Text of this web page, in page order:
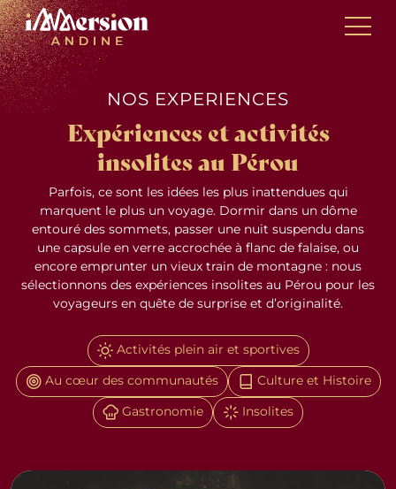
Skip
to
content
NOS EXPERIENCES
Expériences et activités
insolites au Pérou
Parfois, ce sont les idées les plus inattendues qui
marquent le plus un voyage. Dormir dans un dôme
entouré des sommets, passer une nuit suspendu dans
une capsule en verre accrochée à flanc de falaise, ou
encore emprunter un vieux train de montagne : nous
sélectionnons des expériences insolites au Pérou pour les
voyageurs en quête de surprise et d’originalité.
Activités plein air et sportives
Au cœur des communautés
Culture et Histoire
Gastronomie
Insolites
Panneau de gestion des cookies